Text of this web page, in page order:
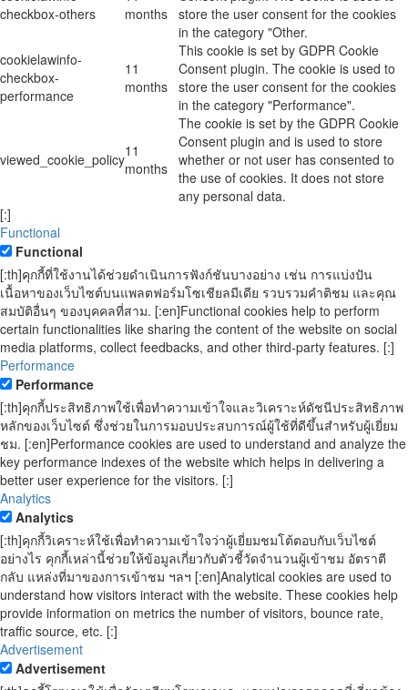
checkbox-others
months store the user consent for the cookies
in the category "Other.
cookielawinfo-
checkbox-
performance
11
months
This cookie is set by GDPR Cookie
Consent plugin. The cookie is used to
store the user consent for the cookies
in the category "Performance".
viewed_cookie_policy11
months
The cookie is set by the GDPR Cookie
Consent plugin and is used to store
whether or not user has consented to
the use of cookies. It does not store
any personal data.
[:]
Functional
Functional
[:th]คุกกี้ที่ใช้งานได้ช่วยดำเนินการฟังก์ชันบางอย่าง เช่น การแบ่งปัน
เนื้อหาของเว็บไซต์บนแพลตฟอร์มโซเชียลมีเดีย รวบรวมคำติชม และคุณ
สมบัติอื่นๆ ของบุคคลที่สาม. [:en]Functional cookies help to perform
certain functionalities like sharing the content of the website on social
media platforms, collect feedbacks, and other third-party features. [:]
Performance
Performance
[:th]คุกกี้ประสิทธิภาพใช้เพื่อทำความเข้าใจและวิเคราะห์ดัชนีประสิทธิภาพ
หลักของเว็บไซต์ ซึ่งช่วยในการมอบประสบการณ์ผู้ใช้ที่ดีขึ้นสำหรับผู้เยี่ยม
ชม. [:en]Performance cookies are used to understand and analyze the
key performance indexes of the website which helps in delivering a
better user experience for the visitors. [:]
Analytics
Analytics
[:th]คุกกี้วิเคราะห์ใช้เพื่อทำความเข้าใจว่าผู้เยี่ยมชมโต้ตอบกับเว็บไซต์
อย่างไร คุกกี้เหล่านี้ช่วยให้ข้อมูลเกี่ยวกับตัวชี้วัดจำนวนผู้เข้าชม อัตราตี
กลับ แหล่งที่มาของการเข้าชม ฯลฯ [:en]Analytical cookies are used to
understand how visitors interact with the website. These cookies help
provide information on metrics the number of visitors, bounce rate,
traffic source, etc. [:]
Advertisement
Advertisement